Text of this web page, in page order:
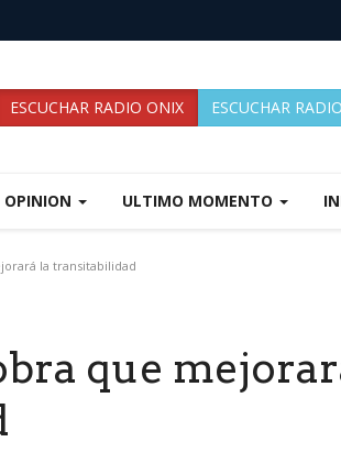
ESCUCHAR RADIO ONIX ESCUCHAR
OPINION ULTIMO MOMENTO
la transitabilidad
que